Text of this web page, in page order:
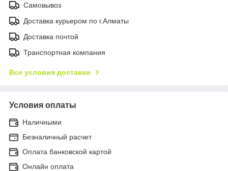
Самовывоз
Доставка курьером по г.Алматы
Доставка почтой
Транспортная компания
Все условия доставки
Условия оплаты
Наличными
Безналичный расчет
Оплата банковской картой
Онлайн оплата